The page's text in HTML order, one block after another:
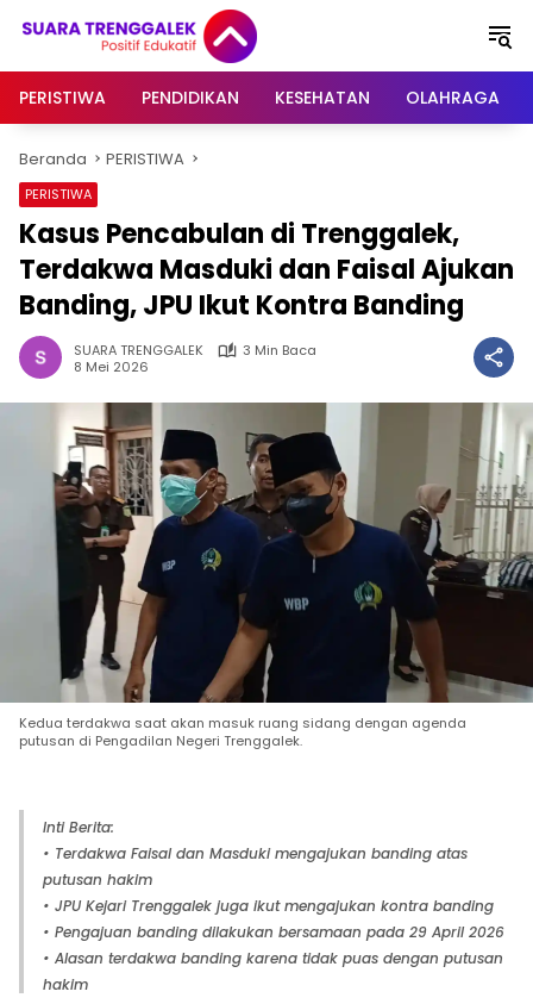
PERISTIWA
PENDIDIKAN KESEHATAN OLAHRAGA
Beranda PERISTIWA
PERISTIWA
Kasus Pencabulan di Trenggalek,
Terdakwa Masduki dan Faisal Ajukan
Banding, JPU Ikut Kontra Banding
SUARA TRENGGALEK
3 Min Baca
8 Mei 2026
Kedua terdakwa saat akan masuk ruang sidang dengan agenda
putusan di Pengadilan Negeri Trenggalek.
Inti Berita:
• Terdakwa Faisal dan Masduki mengajukan banding atas
putusan hakim
• JPU Kejari Trenggalek juga ikut mengajukan kontra banding
• Pengajuan banding dilakukan bersamaan pada 29 April 2026
• Alasan terdakwa banding karena tidak puas dengan putusan
hakim